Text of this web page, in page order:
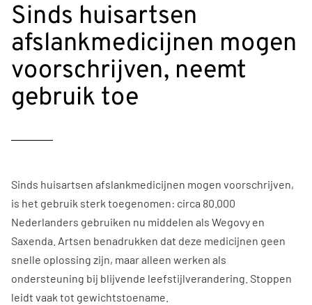
Sinds huisartsen
afslankmedicijnen mogen
voorschrijven, neemt
gebruik toe
Sinds huisartsen afslankmedicijnen mogen voorschrijven,
is het gebruik sterk toegenomen: circa 80.000
Nederlanders gebruiken nu middelen als Wegovy en
Saxenda. Artsen benadrukken dat deze medicijnen geen
snelle oplossing zijn, maar alleen werken als
ondersteuning bij blijvende leefstijlverandering. Stoppen
leidt vaak tot gewichtstoename.